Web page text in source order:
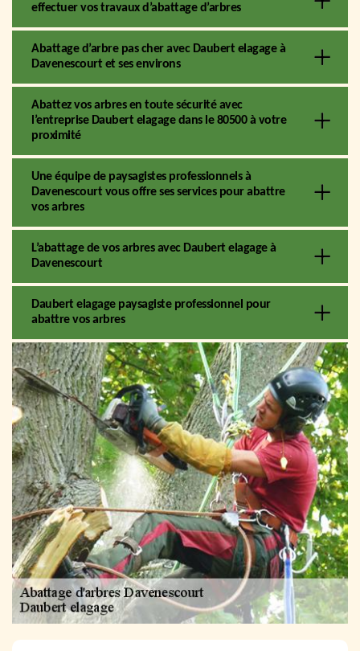
effectuer vos travaux d’abattage d’arbres
Abattage d’arbre pas cher avec Daubert elagage à
Davenescourt et ses environs
Abattez vos arbres en toute sécurité avec
l’entreprise Daubert elagage dans le 80500 à votre
proximité
Une équipe de paysagistes professionnels à
Davenescourt vous offre ses services pour abattre
vos arbres
L’abattage de vos arbres avec Daubert elagage à
Davenescourt
Daubert elagage paysagiste professionnel pour
abattre vos arbres